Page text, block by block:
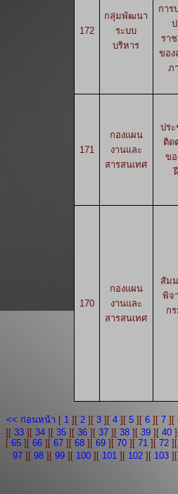
172
กลุ่มพัฒนา
ระบบ
บริหาร
การ
รา
ของ
ภ
171
กองแผน
งานและ
สารสนเทศ
ปร
ติด
ข
170
กองแผน
งานและ
สารสนเทศ
สัม
พิจ
ก
<< ก่อนหน้า [ 1][ 2][ 3][ 4][ 5][ 6][ 7][
][ 33 ][ 34 ][ 35 ][ 36 ][ 37 ][ 38 ][ 39 ][ 40
[ 65 ][ 66 ][ 67 ][ 68 ][ 69 ][ 70 ][ 71 ][ 72 ][
97][ 98][ 99][ 100][ 101][ 102][ 103][